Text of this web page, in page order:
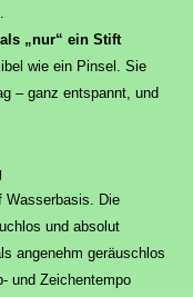
„nur“ ein Stift
wie ein Pinsel. Sie
– ganz entspannt, und
Wasserbasis. Die
und absolut
angenehm geräuschlos
und Zeichentempo